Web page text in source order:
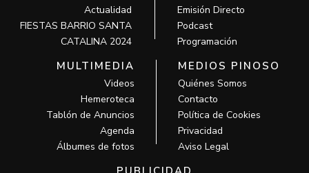
Actualidad
FIESTAS BARRIO SANTA
CATALINA 2024
Emisión Directo
Podcast
Programación
MULTIMEDIA
Videos
Hemeroteca
Tablón de Anuncios
Agenda
Álbumes de fotos
MEDIOS PINOSO
Quiénes Somos
Contacto
Política de Cookies
Privacidad
Aviso Legal